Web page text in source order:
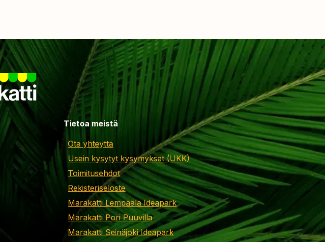
Tietoa meistä
Ota yhteyttä
Usein kysytyt kysymykset (UKK)
Toimitusehdot
Rekisteriseloste
Marakatti Lempäälä Ideapark
Marakatti Pori Puuvilla
Marakatti Seinäjoki Ideapark